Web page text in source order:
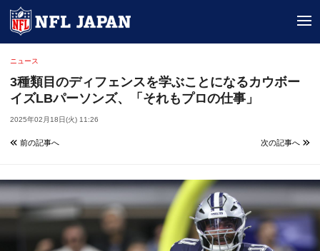
ニュース
3種類目のディフェンスを学ぶことになるカウボー
イズLBパーソンズ、「それもプロの仕事」
2025年02月18日(火) 11:26
前の記事へ 次の記事へ